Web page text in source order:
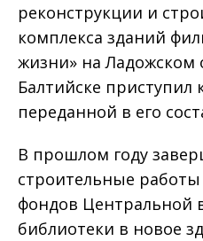
реконструкции и
комплекса зданий
жизни» на Ладожском
Балтийске приступил
переданной в его
В прошлом году
строительные
фондов Центральной
библиотеки в новое